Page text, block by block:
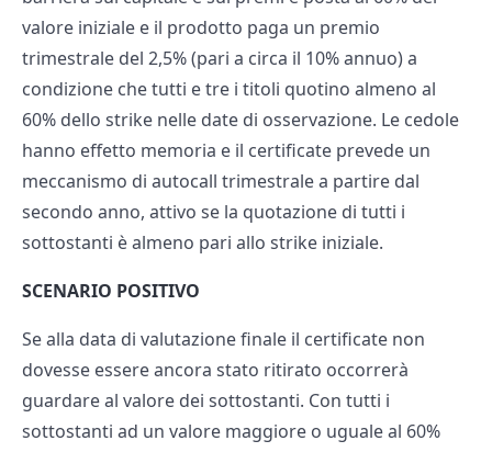
valore iniziale e il prodotto paga un premio
trimestrale del 2,5% (pari a circa il 10% annuo) a
condizione che tutti e tre i titoli quotino almeno al
60% dello strike nelle date di osservazione. Le cedole
hanno effetto memoria e il certificate prevede un
meccanismo di autocall trimestrale a partire dal
secondo anno, attivo se la quotazione di tutti i
sottostanti è almeno pari allo strike iniziale.
SCENARIO POSITIVO
Se alla data di valutazione finale il certificate non
dovesse essere ancora stato ritirato occorrerà
guardare al valore dei sottostanti. Con tutti i
sottostanti ad un valore maggiore o uguale al 60%